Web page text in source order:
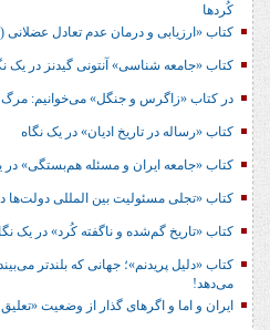
کُردها
کتاب «ارزیابی و درمان عدم تعادل عضلانی
کتاب «جامعه شناسی» آنتونی گیدنز در یک
در کتاب «زاگرس و جنگل» می‌خوانیم:
کتاب «رساله در تاریخ ادیان» در یک نگاه
کتاب «جامعه ایران و مسئله هم‌بستگی» در
کتاب «تجلی مسئولیت بین المللی دولت‌ها
کتاب «تاریخ گم‌شده و ناگفته کُرد» در یک
کتاب «دلیل پریدنم»؛ جهانی که بلندتر
می‌دهد!
ایران و اما و اگرهای گذار از وضعیت